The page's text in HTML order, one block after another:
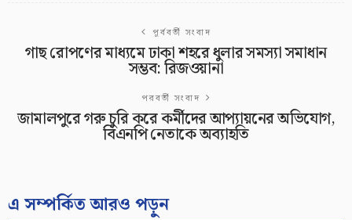
পূর্ববর্তী সংবাদ
গাছ রোপণের মাধ্যমে ঢাকা শহরে ধুলার সমস্যা সমাধান
সম্ভব: রিজওয়ানা
পরবর্তী সংবাদ
জামালপুরে গরু চুরি করে কর্মীদের আপ্যায়নের অভিযোগ,
বিএনপি নেতাকে অব্যাহতি
এ সম্পর্কিত আরও পড়ুন